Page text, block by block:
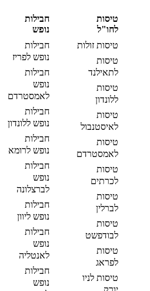
טיסות
לחו"ל
טיסות זולות
טיסות
לתאילנד
טיסות
ללונדון
טיסות
לאיסטנבול
טיסות
לאמסטרדם
טיסות
לכרתים
טיסות
לברלין
טיסות
לבודפשט
טיסות
לפראג
טיסות לניו
חבילות
נופש
חבילות
נופש לפריז
חבילות
נופש
לאמסטרדם
חבילות
נופש ללונדון
חבילות
נופש לרומא
חבילות
נופש
לברצלונה
חבילות
נופש ליוון
חבילות
נופש
לאנטליה
חבילות
נופש